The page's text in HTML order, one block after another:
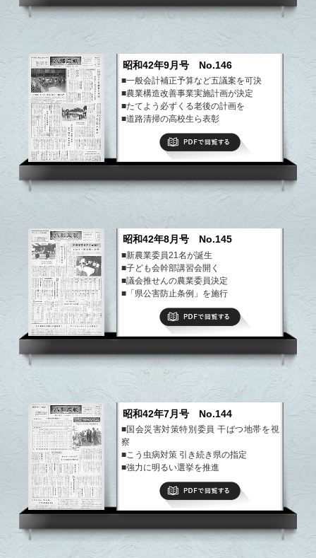
昭和42年9月号 No.146
■一般会計補正予算など五議案を可決
■農業構造改善事業実施計画が決定
■たてよう必ずくる老後の計画を
■道路清掃の高校生ら表彰
昭和42年8月号 No.145
■新農業委員21名が誕生
■子ども会幹部講習会開く
■議会推せんの農業委員決定
■「県公害防止条例」を施行
■検診で早期発見を
PDFで閲覧する
昭和42年7月号 No.144
■国会災害対策特別委員 干ばつ地帯を視
察
■こう虫病対策 引き続き県の指定
■強力に明るい選挙を推進
■那須高原でハイキング大会